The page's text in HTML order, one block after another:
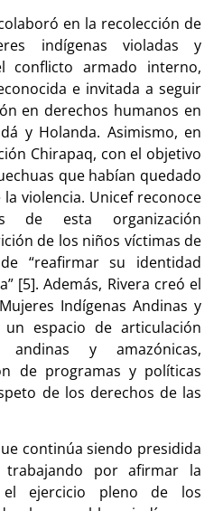
en la recolección de
indígenas violadas y
conflicto armado interno,
e invitada a seguir
en derechos humanos en
y Holanda. Asimismo, en
Chirapaq, con el objetivo
que habían quedado
violencia. Unicef reconoce
de esta organización
de los niños víctimas de
“reafirmar su identidad
[5]. Además, Rivera creó el
Indígenas Andinas y
un espacio de articulación
andinas y amazónicas,
de programas y políticas
de los derechos de las
continúa siendo presidida
trabajando por afirmar la
ejercicio pleno de los